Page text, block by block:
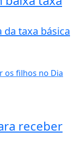
da taxa básica
receber